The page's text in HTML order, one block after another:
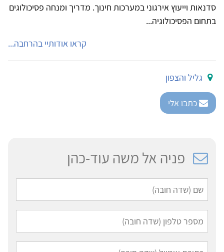
סדנאות וייעוץ אירגוני במערכות חינוך. מדריך ומנחה פסיכולוגים
בתחום הפסיכולוגיה...
קראו אודותיי בהרחבה...
גליל והצפון
כתבו אלי
פניה אל משה עוד-כהן